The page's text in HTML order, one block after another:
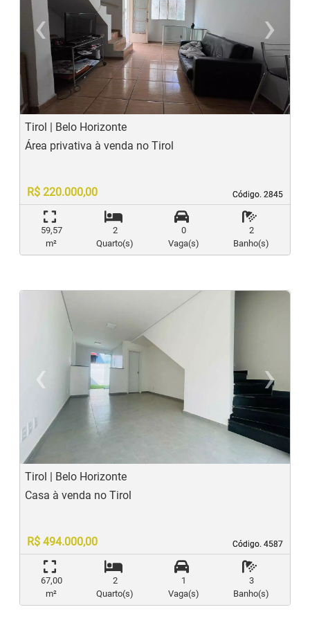
‹
Previous
›
Tirol | Belo Horizonte
Código. 2845
Código. 2845
Área privativa à venda no Tirol
R$ 220.000,00
59,57
m²
2
Quarto(s)
0
Vaga(s)
2
Banho(s)
‹
Previous
›
Tirol | Belo Horizonte
Código. 4587
Código. 4587
Casa à venda no Tirol
R$ 494.000,00
67,00
m²
2
Quarto(s)
1
Vaga(s)
3
Banho(s)